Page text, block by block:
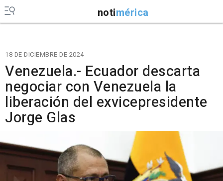
notimérica
18 DE DICIEMBRE DE 2024
Venezuela.- Ecuador descarta
negociar con Venezuela la
liberación del exvicepresidente
Jorge Glas